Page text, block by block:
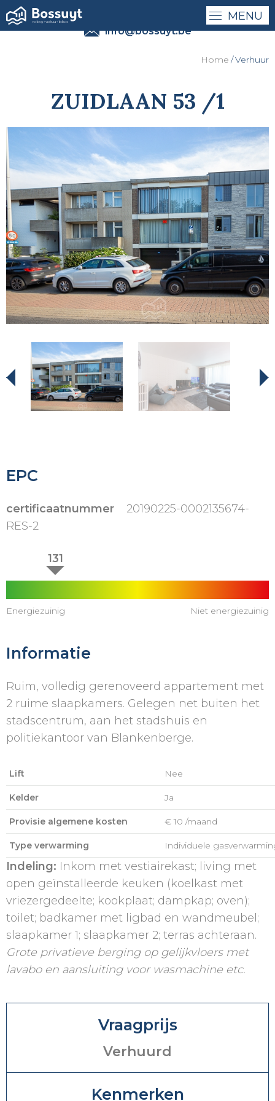
info@bossuyt.be
MENU
Home Verhuur
ZUIDLAAN 53 /1
EPC
certificaatnummer 20190225-0002135674-
RES-2
131
Energiezuinig Niet energiezuinig
Informatie
Ruim, volledig gerenoveerd appartement met
2 ruime slaapkamers. Gelegen net buiten het
stadscentrum, aan het stadshuis en
politiekantoor van Blankenberge.
Lift Nee
Kelder Ja
Provisie algemene kosten € 10 /maand
Type verwarming Individuele
Indeling: Inkom met vestiairekast; living met
open geïnstalleerde keuken (koelkast met
vriezergedeelte; kookplaat; dampkap; oven);
toilet; badkamer met ligbad en wandmeubel;
slaapkamer 1; slaapkamer 2; terras achteraan.
Grote privatieve berging op gelijkvloers met
lavabo en aansluiting voor wasmachine etc.
Vraagprijs
Verhuurd
Kenmerken